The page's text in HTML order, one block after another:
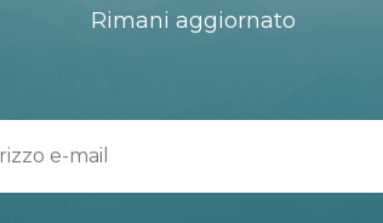
Rimani aggiornato